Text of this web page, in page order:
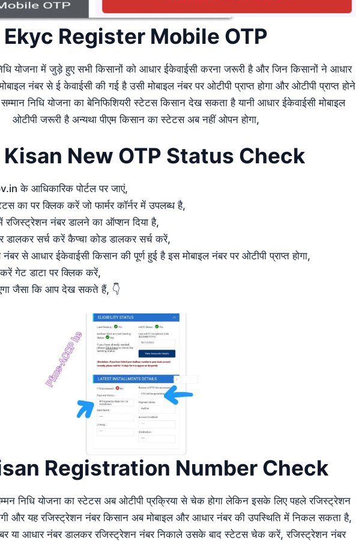
Ekyc Register Mobile OTP
योजना में जुड़े हुए सभी किसानों को आधार ईकेवाईसी करना जरूरी है और जिन किसानों ने आधार
नंबर से ई केवाईसी की गई है उसी मोबाइल नंबर पर ओटीपी प्राप्त होगा और ओटीपी प्राप्त होने
निधि योजना का बेनिफिशियरी स्टेटस किसान देख सकता है यानी आधार ईकेवाईसी मोबाइल
ओटीपी जरूरी है अन्यथा पीएम किसान का स्टेटस अब नहीं ओपन होगा,
Kisan New OTP Status Check
के आधिकारिक पोर्टल पर जाएं,
का पर क्लिक करें जो फार्मर कॉर्नर में उपलब्ध है,
नंबर डालने का ऑप्शन दिया है,
डालकर सर्च करें कैप्चा कोड डालकर सर्च करें,
नंबर से आधार ईकेवाईसी किसान की पूर्ण हुई है इस मोबाइल नंबर पर ओटीपी प्राप्त होगा,
गेट डाटा पर क्लिक करें,
जैसा कि आप देख सकते हैं, 👇
Registration Number Check
निधि योजना का स्टेटस अब ओटीपी प्रक्रिया से चेक होगा लेकिन इसके लिए पहले रजिस्ट्रेशन
और यह रजिस्ट्रेशन नंबर किसान अब मोबाइल और आधार नंबर की उपस्थिति में निकल सकता है,
या आधार नंबर डालकर रजिस्ट्रेशन नंबर निकाले उसके बाद स्टेटस चेक करें, रजिस्ट्रेशन नंबर